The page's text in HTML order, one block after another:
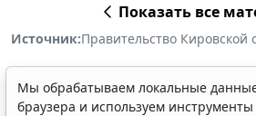
Показать все
Источник:Правительство Кировской
Мы обрабатываем локальные
браузера и используем инструменты